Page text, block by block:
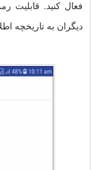
دیگران به تاریخچه